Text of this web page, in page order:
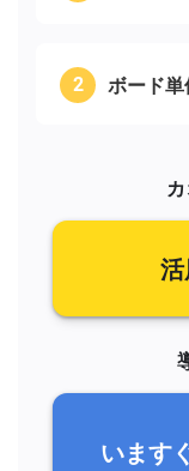
ボード
います